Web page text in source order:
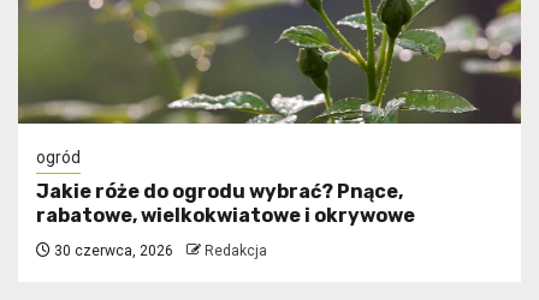
ogród
Jakie róże do ogrodu wybrać? Pnące,
rabatowe, wielkokwiatowe i okrywowe
30 czerwca, 2026 Redakcja